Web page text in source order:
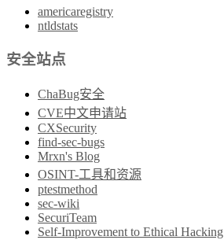
americaregistry
ntldstats
安全站点
ChaBug安全
CVE中文申请站
CXSecurity
find-sec-bugs
Mrxn's Blog
OSINT-工具和资源
ptestmethod
sec-wiki
SecuriTeam
Self-Improvement to Ethical Hacking